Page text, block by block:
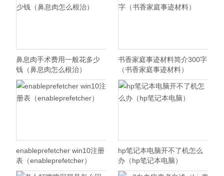
鼻息肉手术费用一般花多少
钱（鼻息肉怎么根治）
书香家庭事迹材料简介300字
（书香家庭事迹材料）
enableprefetcher win10注册
表（enableprefetcher）
hp笔记本电脑开不了机怎么
办（hp笔记本电脑）